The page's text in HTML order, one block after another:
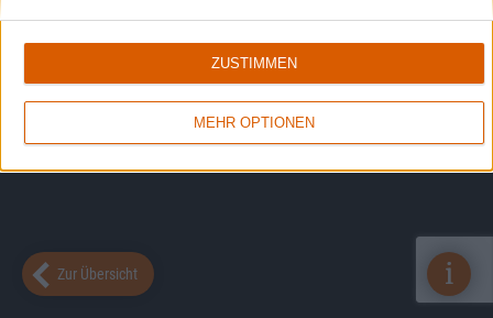
MEHR OPTIONEN
ZUSTIMMEN
Zur Übersicht i